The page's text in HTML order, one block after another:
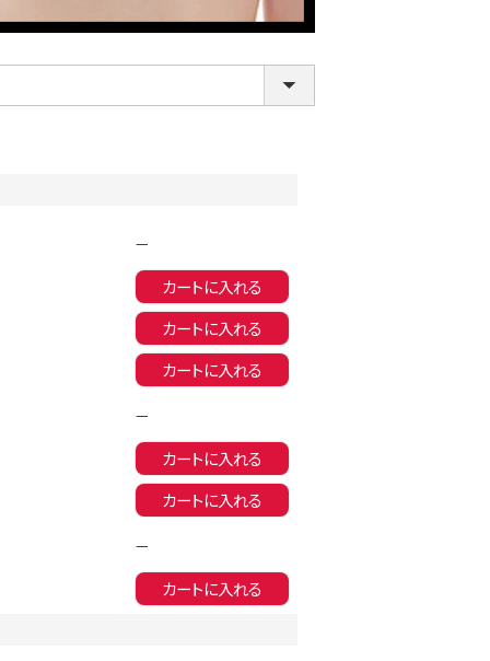
LINE連携でクーポンもらえる!!
同一商品まとめ買いキャンペーン
—
カートに入れる
カートに入れる
カートに入れる
—
カートに入れる
カートに入れる
—
カートに入れる